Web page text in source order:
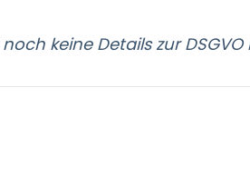
keine Details zur